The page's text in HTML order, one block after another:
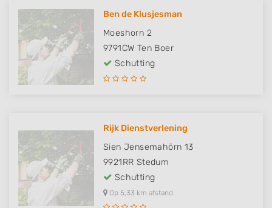
Ben de Klusjesman
Moeshorn 2
9791CW Ten Boer
Schutting
Rijk Dienstverlening
Sien Jensemahörn 13
9921RR Stedum
Schutting
Op 5,33 km afstand